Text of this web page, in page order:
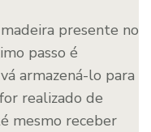
presente no
passo é
armazená-lo para
realizado de
mesmo receber